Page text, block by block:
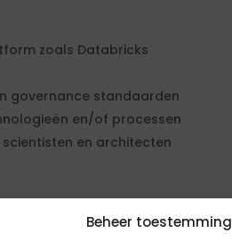
Beheer toestemming
zoals Databricks
governance standaarden
en/of processen
en architecten
en de Kadaster